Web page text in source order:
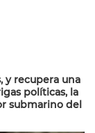
y recupera una
políticas, la
submarino del